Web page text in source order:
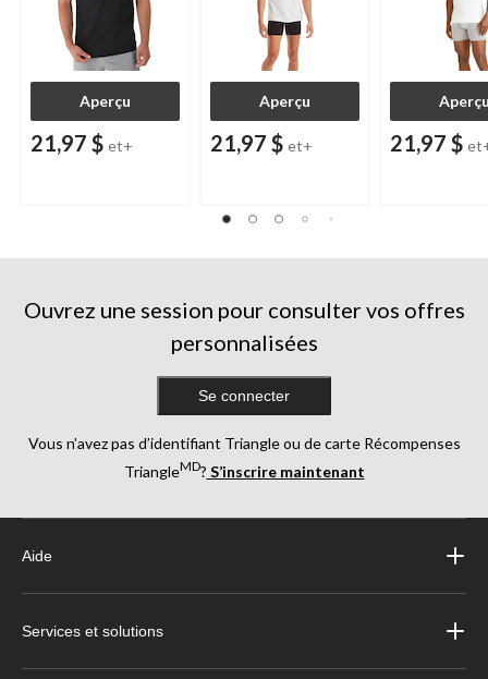
Aperçu
21,97 $ et+
Aperçu
21,97 $ et+ 21,97 $
Ouvrez une session pour consulter vos offres
personnalisées
Se connecter
Vous n’avez pas d’identifiant Triangle ou de carte Récompenses
TriangleMD? S’inscrire maintenant
Aide
Services et solutions